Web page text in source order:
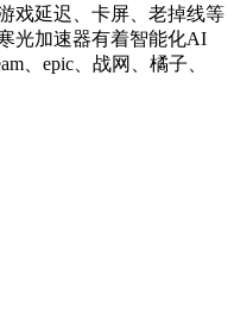
戏延迟、卡屏、老掉线等
光加速器有着智能化AI
、epic、战网、橘子、